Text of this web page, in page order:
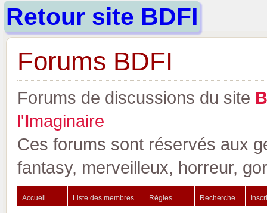
Retour site BDFI
Forums BDFI
Forums de discussions du site B
l'Imaginaire
Ces forums sont réservés aux
fantasy, merveilleux, horreur,
Accueil Liste des membres Règles Recherche